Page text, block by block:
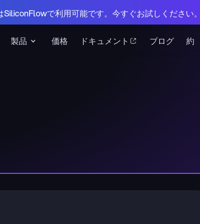
製品 価格 ドキュメント ブログ 約
SiliconFlowで利用可能です。今すぐお試しください。